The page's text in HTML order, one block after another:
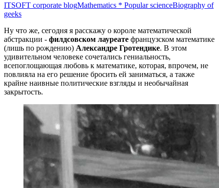
ITSOFT corporate blogMathematics * Popular scienceBiography of
geeks
Ну что же, сегодня я расскажу о короле математической
абстракции - филдсовском лауреате французском математике
(лишь по рождению) Александре Гротендике. В этом
удивительном человеке сочетались гениальность,
всепоглощающая любовь к математике, которая, впрочем, не
повлияла на его решение бросить ей заниматься, а также
крайне наивные политические взгляды и необычайная
закрытость.